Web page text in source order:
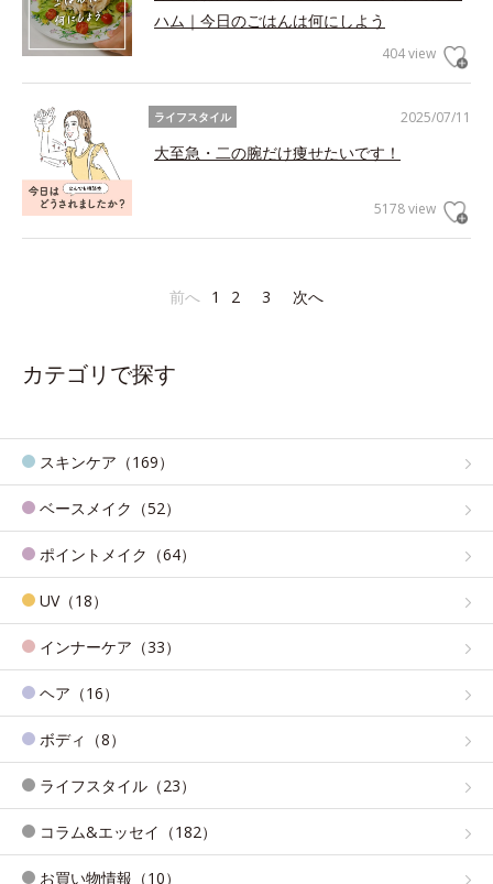
ハム｜今日のごはんは何にしよう
404 view
2025/07/11
ライフスタイル
大至急・二の腕だけ痩せたいです！
5178 view
前へ 1 2 3 次へ
カテゴリで探す
スキンケア（169）
ベースメイク（52）
ポイントメイク（64）
UV（18）
インナーケア（33）
ヘア（16）
ボディ（8）
ライフスタイル（23）
コラム&エッセイ（182）
お買い物情報（10）